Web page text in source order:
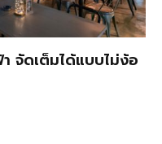
จัดเต็มได้แบบไม่ง้อ